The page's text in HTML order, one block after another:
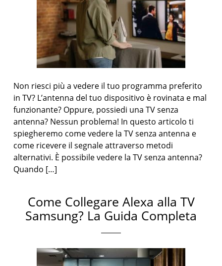
Non riesci più a vedere il tuo programma preferito
in TV? L’antenna del tuo dispositivo è rovinata e mal
funzionante? Oppure, possiedi una TV senza
antenna? Nessun problema! In questo articolo ti
spiegheremo come vedere la TV senza antenna e
come ricevere il segnale attraverso metodi
alternativi. È possibile vedere la TV senza antenna?
Quando […]
Come Collegare Alexa alla TV
Samsung? La Guida Completa